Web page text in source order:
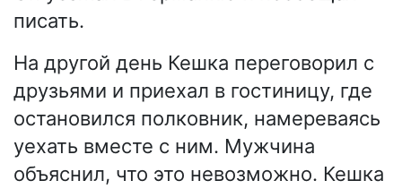
писать.
На другой день Кешка переговорил с
друзьями и приехал в гостиницу, где
остановился полковник, намереваясь
уехать вместе с ним. Мужчина
объяснил, что это невозможно. Кешка